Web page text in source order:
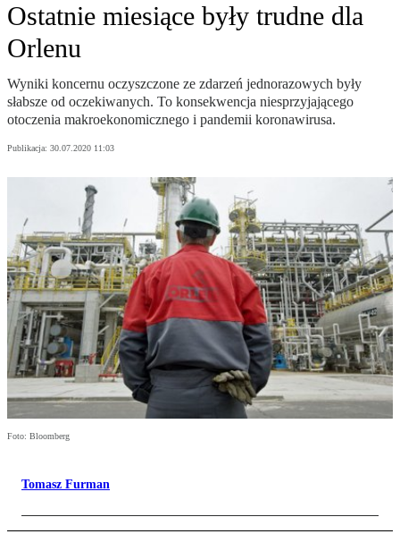
Ostatnie miesiące były trudne dla
Orlenu
Wyniki koncernu oczyszczone ze zdarzeń jednorazowych były
słabsze od oczekiwanych. To konsekwencja niesprzyjającego
otoczenia makroekonomicznego i pandemii koronawirusa.
Publikacja: 30.07.2020 11:03
Foto: Bloomberg
Tomasz Furman